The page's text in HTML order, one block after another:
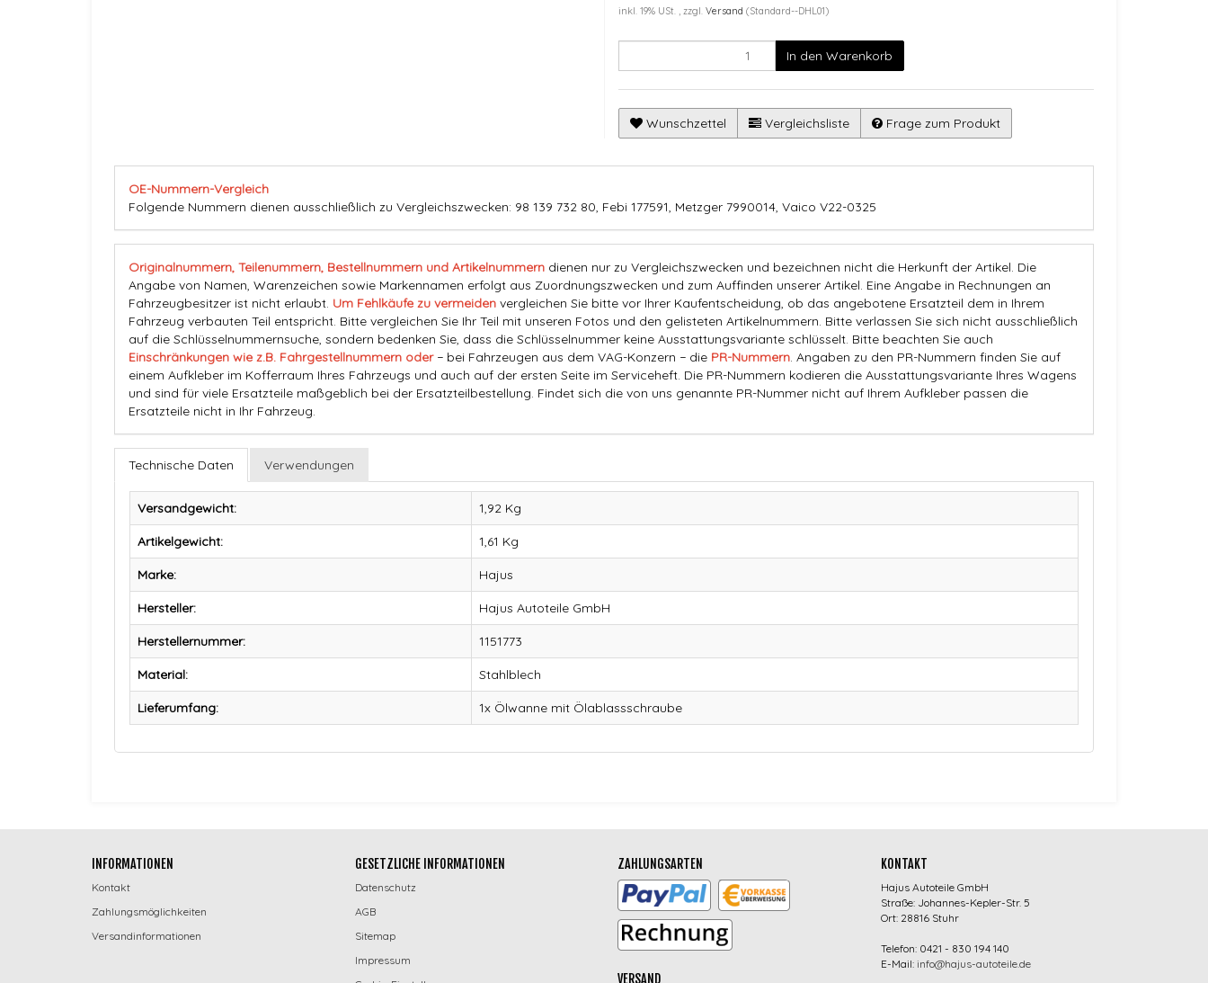
inkl. 19% USt. , zzgl. Versand (Standard--DHL01)
In den Warenkorb
Wunschzettel Vergleichsliste Frage zum Produkt
OE-Nummern-Vergleich
Folgende Nummern dienen ausschließlich zu Vergleichszwecken: 98 139 732 80, Febi 177591, Metzger 7990014, Vaico V22-0325
Originalnummern, Teilenummern, Bestellnummern und Artikelnummern dienen nur zu Vergleichszwecken und bezeichnen nicht die Herkunft der Artikel. Die
Angabe von Namen, Warenzeichen sowie Markennamen erfolgt aus Zuordnungszwecken und zum Auffinden unserer Artikel. Eine Angabe in Rechnungen an
Fahrzeugbesitzer ist nicht erlaubt. Um Fehlkäufe zu vermeiden vergleichen Sie bitte vor Ihrer Kaufentscheidung, ob das angebotene Ersatzteil dem in Ihrem
Fahrzeug verbauten Teil entspricht. Bitte vergleichen Sie Ihr Teil mit unseren Fotos und den gelisteten Artikelnummern. Bitte verlassen Sie sich nicht ausschließlich
auf die Schlüsselnummernsuche, sondern bedenken Sie, dass die Schlüsselnummer keine Ausstattungsvariante schlüsselt. Bitte beachten Sie auch
Einschränkungen wie z.B. Fahrgestellnummern oder− bei Fahrzeugen aus dem VAG-Konzern − die PR-Nummern. Angaben zu den PR-Nummern finden Sie auf
einem Aufkleber im Kofferraum Ihres Fahrzeugs und auch auf der ersten Seite im Serviceheft. Die PR-Nummern kodieren die Ausstattungsvariante Ihres Wagens
und sind für viele Ersatzteile maßgeblich bei der Ersatzteilbestellung. Findet sich die von uns genannte PR-Nummer nicht auf Ihrem Aufkleber passen die
Ersatzteile nicht in Ihr Fahrzeug.
Technische Daten Verwendungen
Versandgewicht: 1,92 Kg
Artikelgewicht: 1,61 Kg
Marke: Hajus
Hersteller: Hajus Autoteile GmbH
Herstellernummer: 1151773
Material: Stahlblech
Lieferumfang: 1x Ölwanne mit Ölablassschraube
INFORMATIONEN
Kontakt
Zahlungsmöglichkeiten
Versandinformationen
GESETZLICHE INFORMATIONEN
Datenschutz
AGB
Sitemap
Impressum
ZAHLUNGSARTEN
VERSAND
KONTAKT
Hajus Autoteile GmbH
Straße: Johannes-Kepler-Str. 5
Ort: 28816 Stuhr
Telefon: 0421 - 830 194 140
E-Mail: info@hajus-autoteile.de